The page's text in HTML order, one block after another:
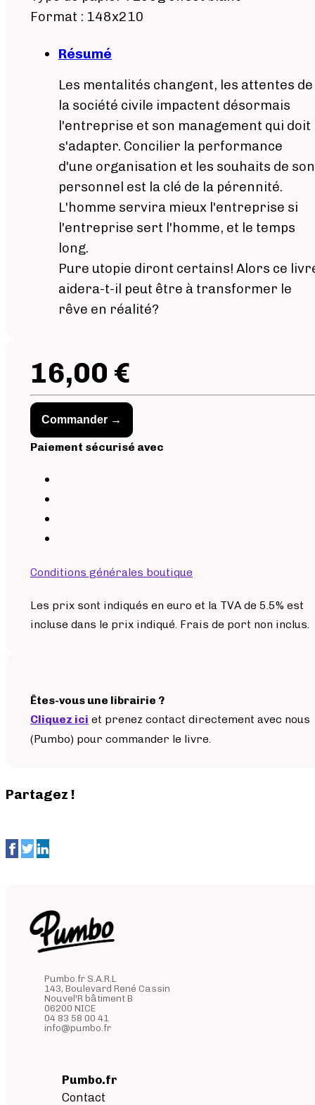
Format : 148x210
Résumé
Les mentalités changent, les attentes de
la société civile impactent désormais
l'entreprise et son management qui doit
s'adapter. Concilier la performance
d'une organisation et les souhaits de son
personnel est la clé de la pérennité.
L'homme servira mieux l'entreprise si
l'entreprise sert l'homme, et le temps
long.
Pure utopie diront certains! Alors ce
aidera-t-il peut être à transformer le
rêve en réalité?
16,00 €
Commander →
Paiement sécurisé avec
Conditions générales boutique
Les prix sont indiqués en euro et la TVA de 5.5% est
incluse dans le prix indiqué. Frais de port non inclus.
Êtes-vous une librairie ?
Cliquez ici et prenez contact directement avec nous
(Pumbo) pour commander le livre.
Partagez !
Pumbo.fr S.A.R.L
143, Boulevard René Cassin
Nouvel'R bâtiment B
06200 NICE
04 83 58 00 41
info@pumbo.fr
Pumbo.fr
Contact